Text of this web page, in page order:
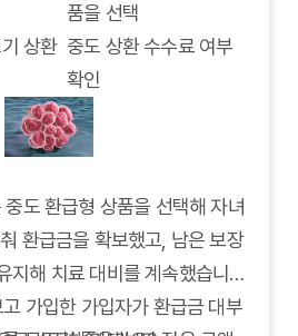
품을 선택
상환 중도 상환 수수료 여부
확인
도 환급형 상품을 선택해 자녀
환급금을 확보했고, 남은 보장
지해 치료 대비를 계속했습니
가입한 가입자가 환급금 대부